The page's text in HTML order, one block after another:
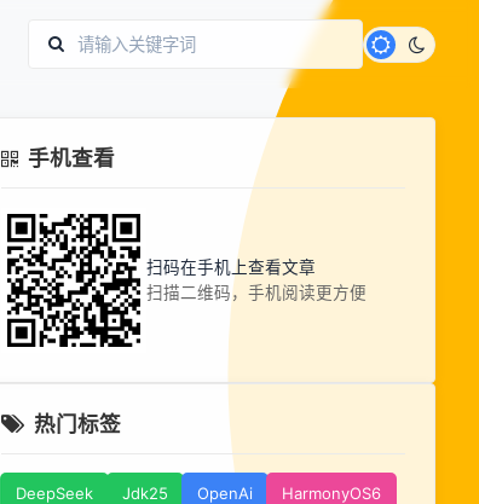
手机查看
扫码在手机上查看文章
扫描二维码，手机阅读更方便
热门标签
DeepSeek Jdk25 OpenAi
HarmonyOS6